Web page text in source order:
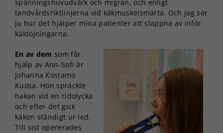
spänningshuvudvärk och migrän, och enligt
tandvårdsriktlinjerna vid käkmuskelsmärta. Och jag ser
ju hur det hjälper mina patienter att slappna av inför
käktöjningarna.
En av dem som får
hjälp av Ann-Sofi är
Johanna Kostamo
Kuosa. Hon spräckte
hakan vid en ridolycka
och efter det gick
käken ständigt ur led.
Till sist opererades